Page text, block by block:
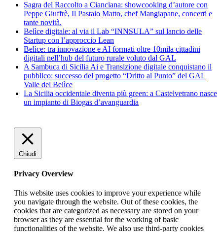
Sagra del Raccolto a Cianciana: showcooking d’autore con
Peppe Giuffrè, Il Pastaio Matto, chef Mangiapane, concerti e
tante novità.
Belìce digitale: al via il Lab “INNSULA” sul lancio delle
Startup con l’approccio Lean
Belìce: tra innovazione e AI formati oltre 10mila cittadini
digitali nell’hub del futuro rurale voluto dal GAL
A Sambuca di Sicilia Ai e Transizione digitale conquistano il
pubblico: successo del progetto “Dritto al Punto” del GAL
Valle del Belìce
La Sicilia occidentale diventa più green: a Castelvetrano nasce
un impianto di Biogas d’avanguardia
Chiudi
Privacy Overview
This website uses cookies to improve your experience while
you navigate through the website. Out of these cookies, the
cookies that are categorized as necessary are stored on your
browser as they are essential for the working of basic
functionalities of the website. We also use third-party cookies